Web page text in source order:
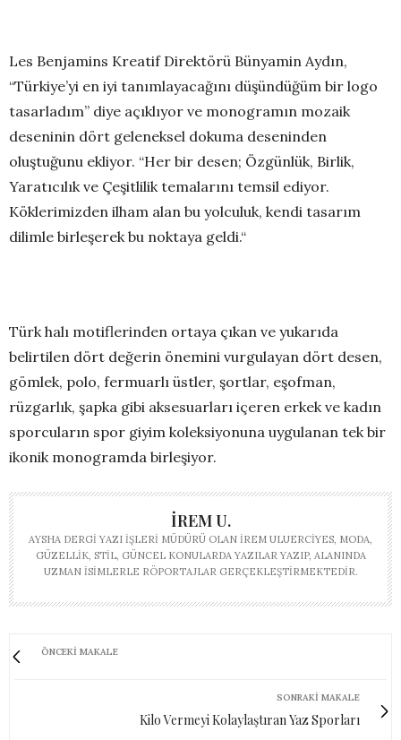
Les Benjamins Kreatif Direktörü Bünyamin Aydın,
“Türkiye’yi en iyi tanımlayacağını düşündüğüm bir logo
tasarladım” diye açıklıyor ve monogramın mozaik
deseninin dört geleneksel dokuma deseninden
oluştuğunu ekliyor. “Her bir desen; Özgünlük, Birlik,
Yaratıcılık ve Çeşitlilik temalarını temsil ediyor.
Köklerimizden ilham alan bu yolculuk, kendi tasarım
dilimle birleşerek bu noktaya geldi.“
Türk halı motiflerinden ortaya çıkan ve yukarıda
belirtilen dört değerin önemini vurgulayan dört desen,
gömlek, polo, fermuarlı üstler, şortlar, eşofman,
rüzgarlık, şapka gibi aksesuarları içeren erkek ve kadın
sporcuların spor giyim koleksiyonuna uygulanan tek bir
ikonik monogramda birleşiyor.
İREM U.
AYSHA DERGI YAZI İŞLERI MÜDÜRÜ OLAN İREM ULUERCIYES, MODA,
GÜZELLIK, STIL, GÜNCEL KONULARDA YAZILAR YAZIP, ALANINDA
UZMAN ISIMLERLE RÖPORTAJLAR GERÇEKLEŞTIRMEKTEDIR.
ÖNCEKI MAKALE
SONRAKI MAKALE
Kilo Vermeyi Kolaylaştıran Yaz Sporları